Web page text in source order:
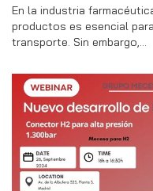
En la industria
productos es esencial
transporte. Sin embargo,…